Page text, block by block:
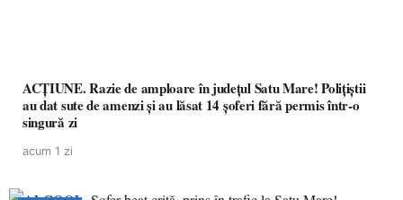
ACȚIUNE. Razie de amploare în județul Satu Mare! Polițiștii
au dat sute de amenzi și au lăsat 14 șoferi fără permis într-o
singură zi
acum 1 zi